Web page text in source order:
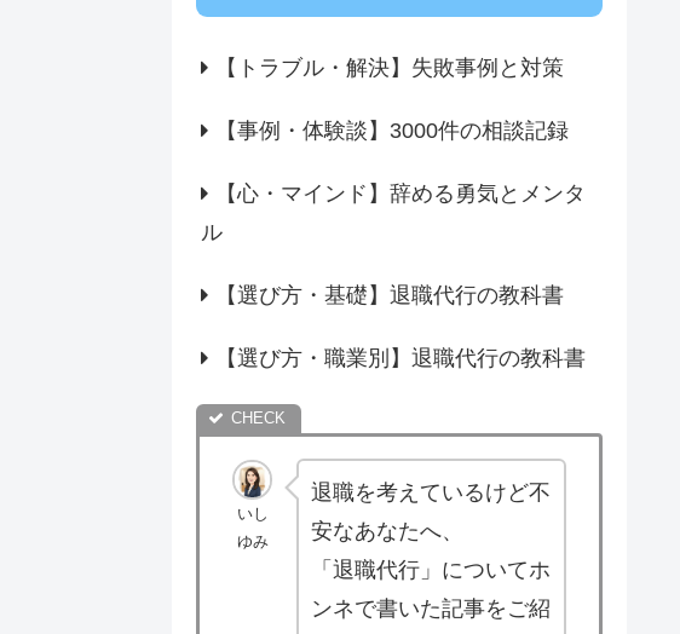
【トラブル・解決】失敗事例と対策
【事例・体験談】3000件の相談記録
【心・マインド】辞める勇気とメンタ
ル
【選び方・基礎】退職代行の教科書
【選び方・職業別】退職代行の教科書
いし
ゆみ
退職を考えているけど不
安なあなたへ、
「退職代行」についてホ
ンネで書いた記事をご紹